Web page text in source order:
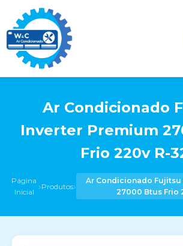
Ar Condicionado
Inverter Premium
Frio 220v R-
Página
Inicial ›Produtos›
Ar Condicionado Fujitsu
27000 Btus Frio